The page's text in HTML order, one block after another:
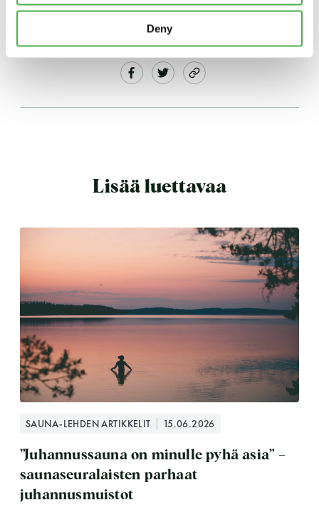
Deny
JAA:
Lisää luettavaa
SAUNA-LEHDEN ARTIKKELIT 15.06.2026
”Juhannussauna on minulle pyhä asia” –
saunaseuralaisten parhaat
juhannusmuistot